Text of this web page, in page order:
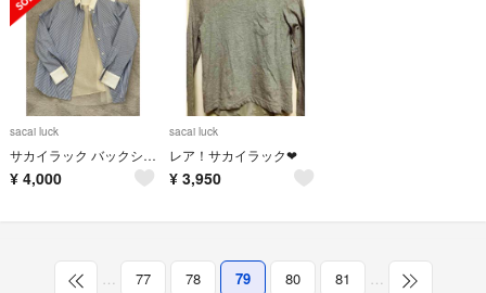
sacai luck
サカイラック バックシフォン シャツ sacai luck
¥ 4,000
sacai luck
レア！サカイラック❤︎
¥ 3,950
… 77 78 79 80 81 …